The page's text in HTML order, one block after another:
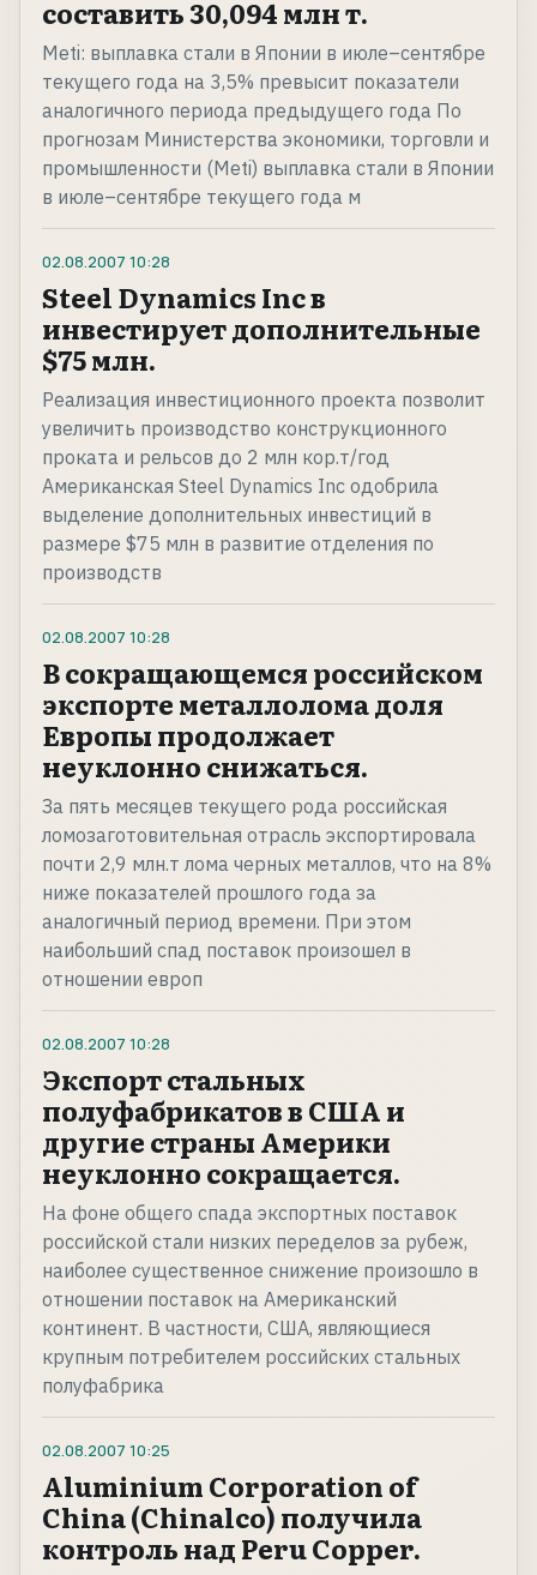
составить 30,094 млн т.
Meti: выплавка стали в Японии в июле–сентябре
текущего года на 3,5% превысит показатели
аналогичного периода предыдущего года По
прогнозам Министерства экономики, торговли и
промышленности (Meti) выплавка стали в Японии
в июле–сентябре текущего года м
02.08.2007 10:28
Steel Dynamics Inc в
инвестирует дополнительные
$75 млн.
Реализация инвестиционного проекта позволит
увеличить производство конструкционного
проката и рельсов до 2 млн кор.т/год
Американская Steel Dynamics Inc одобрила
выделение дополнительных инвестиций в
размере $75 млн в развитие отделения по
производств
02.08.2007 10:28
В сокращающемся российском
экспорте металлолома доля
Европы продолжает
неуклонно снижаться.
За пять месяцев текущего рода российская
ломозаготовительная отрасль экспортировала
почти 2,9 млн.т лома черных металлов, что на 8%
ниже показателей прошлого года за
аналогичный период времени. При этом
наибольший спад поставок произошел в
отношении европ
02.08.2007 10:28
Экспорт стальных
полуфабрикатов в США и
другие страны Америки
неуклонно сокращается.
На фоне общего спада экспортных поставок
российской стали низких переделов за рубеж,
наиболее существенное снижение произошло в
отношении поставок на Американский
континент. В частности, США, являющиеся
крупным потребителем российских стальных
полуфабрика
02.08.2007 10:25
Aluminium Corporation of
China (Chinalco) получила
контроль над Peru Copper.